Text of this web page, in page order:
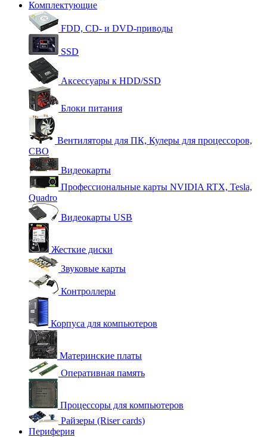
Комплектующие
FDD, CD- и DVD-приводы
SSD
Аксессуары к HDD/SSD
Блоки питания
Вентиляторы для ПК, Кулеры для процессоров,
СВО
Видеокарты
Профессиональные карты NVIDIA RTX, Tesla,
Quadro
Видеокарты USB
Жесткие диски
Звуковые карты
Контроллеры
Корпуса для компьютеров
Материнские платы
Оперативная память
Процессоры для компьютеров
Райзеры (Riser cards)
Периферия